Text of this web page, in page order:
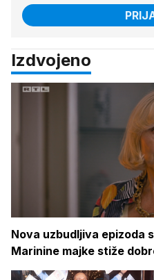
Izdvojeno
Nova uzbudljiva epizoda
Marinine majke stiže